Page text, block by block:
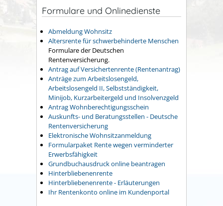
Formulare und Onlinedienste
Abmeldung Wohnsitz
Altersrente für schwerbehinderte Menschen
Formulare der Deutschen
Rentenversicherung.
Antrag auf Versichertenrente (Rentenantrag)
Anträge zum Arbeitslosengeld,
Arbeitslosengeld II, Selbstständigkeit,
Minijob, Kurzarbeitergeld und Insolvenzgeld
Antrag Wohnberechtigungsschein
Auskunfts- und Beratungsstellen - Deutsche
Rentenversicherung
Elektronische Wohnsitzanmeldung
Formularpaket Rente wegen verminderter
Erwerbsfähigkeit
Grundbuchausdruck online beantragen
Hinterbliebenenrente
Hinterbliebenenrente - Erläuterungen
Ihr Rentenkonto online im Kundenportal